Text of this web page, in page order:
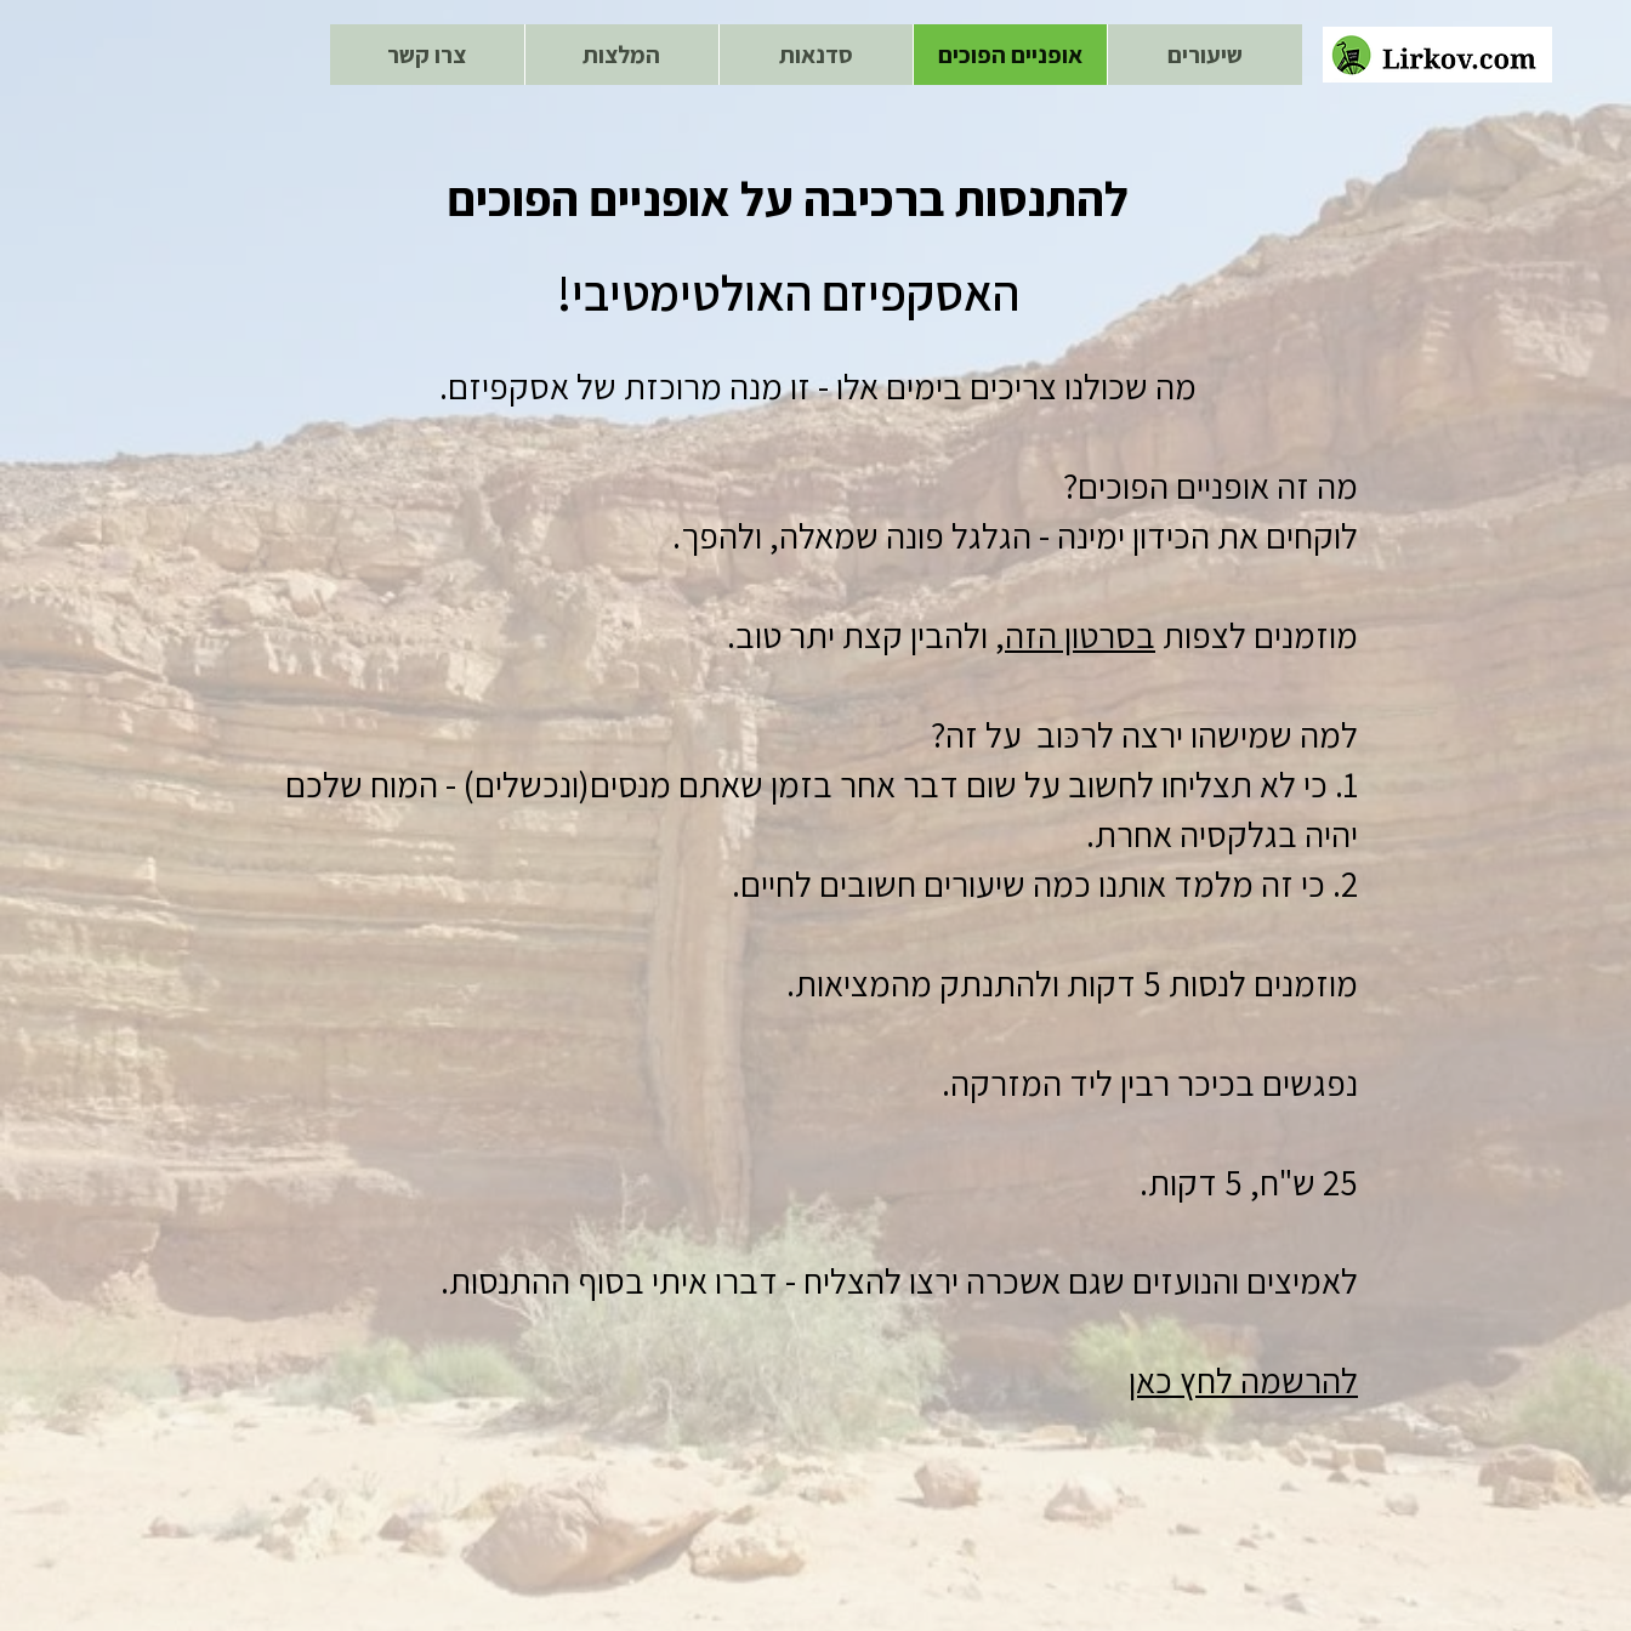
שיעורים אופניים הפוכים סדנאות המלצות צרו קשר
להתנסות ברכיבה על אופניים הפוכים
האסקפיזם האולטימטיבי!
מה שכולנו צריכים בימים אלו - זו מנה מרוכזת של אסקפיזם.
מה זה אופניים הפוכים?
לוקחים את הכידון ימינה - הגלגל פונה שמאלה, ולהפך.
מוזמנים לצפות בסרטון הזה, ולהבין קצת יתר טוב.
למה שמישהו ירצה לרכּוב על זה?
1. כי לא תצליחו לחשוב על שום דבר אחר בזמן שאתם מנסים(ונכשלים) - המוח שלכם
יהיה בגלקסיה אחרת.
2. כי זה מלמד אותנו כמה שיעורים חשובים לחיים.
מוזמנים לנסות 5 דקות ולהתנתק מהמציאות.
נפגשים בכיכר רבין ליד המזרקה.
25 ש"ח, 5 דקות.
לאמיצים והנועזים שגם אשכרה ירצו להצליח - דברו איתי בסוף ההתנסות.
להרשמה לחץ כאן